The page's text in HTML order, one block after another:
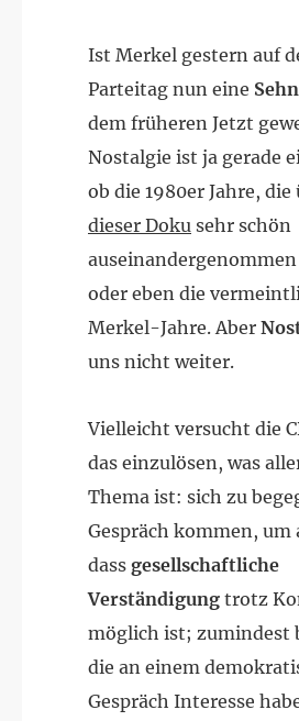
Ist Merkel gestern auf
Parteitag nun eine
dem früheren Jetzt
Nostalgie ist ja gerade
ob die 1980er Jahre,
dieser Doku sehr schön
oder eben die
Merkel-Jahre. Aber
uns nicht weiter.
Vielleicht versucht die
das einzulösen, was
Thema ist: sich zu
Gespräch kommen, um
dass gesellschaftliche
Verständigung trotz
möglich ist; zumindest
die an einem
Gespräch Interesse